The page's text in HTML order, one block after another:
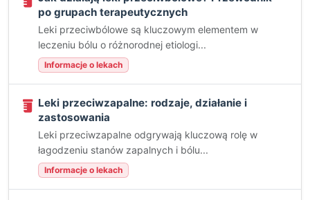
po grupach terapeutycznych
Leki przeciwbólowe są kluczowym elementem w
leczeniu bólu o różnorodnej etiologi...
Informacje o lekach
Leki przeciwzapalne: rodzaje, działanie i
zastosowania
Leki przeciwzapalne odgrywają kluczową rolę w
łagodzeniu stanów zapalnych i bólu...
Informacje o lekach